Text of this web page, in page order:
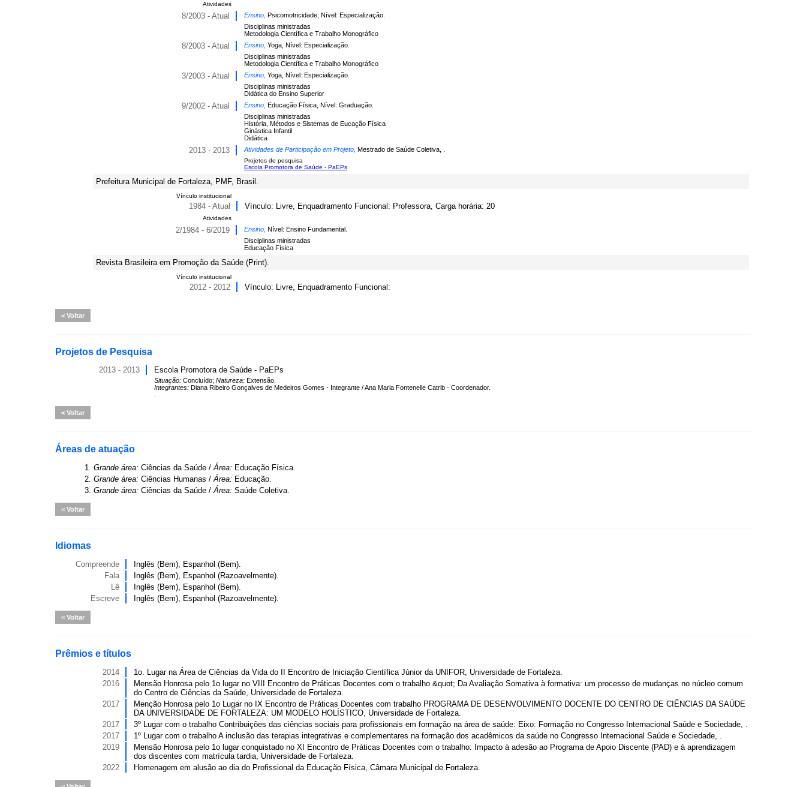
Atividades
8/2003 - Atual Ensino, Psicomotricidade, Nível: Especialização.
Disciplinas ministradas
Metodologia Científica e Trabalho Monográfico
8/2003 - Atual Ensino, Yoga, Nível: Especialização.
Disciplinas ministradas
Metodologia Científica e Trabalho Monográfico
3/2003 - Atual Ensino, Yoga, Nível: Especialização.
Disciplinas ministradas
Didática do Ensino Superior
9/2002 - Atual Ensino, Educação Física, Nível: Graduação.
Disciplinas ministradas
História, Métodos e Sistemas de Eucação Física
Ginástica Infantil
Didática
2013 - 2013 Atividades de Participação em Projeto, Mestrado de Saúde Coletiva, .
Projetos de pesquisa
Escola Promotora de Saúde - PaEPs
Prefeitura Municipal de Fortaleza, PMF, Brasil.
Vínculo institucional
1984 - Atual Vínculo: Livre, Enquadramento Funcional: Professora, Carga horária: 20
Atividades
2/1984 - 6/2019 Ensino, Nível: Ensino Fundamental.
Disciplinas ministradas
Educação Física
Revista Brasileira em Promoção da Saúde (Print).
Vínculo institucional
2012 - 2012 Vínculo: Livre, Enquadramento Funcional:
Voltar
Projetos de Pesquisa
2013 - 2013 Escola Promotora de Saúde - PaEPs
Situação: Concluído; Natureza: Extensão.
Integrantes: Diana Ribeiro Gonçalves de Medeiros Gomes - Integrante / Ana Maria Fontenelle Catrib - Coordenador.
Voltar
Áreas de atuação
1. Grande área: Ciências da Saúde /Área: Educação Física.
2. Grande área: Ciências Humanas /Área: Educação.
3. Grande área: Ciências da Saúde /Área: Saúde Coletiva.
Voltar
Idiomas
Compreende
Inglês (Bem), Espanhol (Bem).
Fala
Inglês (Bem), Espanhol (Razoavelmente).
Lê
Inglês (Bem), Espanhol (Bem).
Escreve
Inglês (Bem), Espanhol (Razoavelmente).
Voltar
Prêmios e títulos
2014
1o. Lugar na Área de Ciências da Vida do II Encontro de Iniciação Científica Júnior da UNIFOR, Universidade de Fortaleza.
2016
Mensão Honrosa pelo 1o lugar no VIII Encontro de Práticas Docentes com o trabalho &quot; Da Avaliação Somativa à formativa: um processo de mudanças no núcleo comum
do Centro de Ciências da Saúde, Universidade de Fortaleza.
2017
Menção Honrosa pelo 1o Lugar no IX Encontro de Práticas Docentes com trabalho PROGRAMA DE DESENVOLVIMENTO DOCENTE DO CENTRO DE CIÊNCIAS DA SAÚDE
DA UNIVERSIDADE DE FORTALEZA: UM MODELO HOLÍSTICO, Universidade de Fortaleza.
2017
3º Lugar com o trabalho Contribuições das ciências sociais para profissionais em formação na área de saúde: Eixo: Formação no Congresso Internacional Saúde e Sociedade, .
2017
1º Lugar com o trabalho A inclusão das terapias integrativas e complementares na formação dos acadêmicos da saúde no Congresso Internacional Saúde e Sociedade, .
2019
Mensão Honrosa pelo 1o lugar conquistado no XI Encontro de Práticas Docentes com o trabalho: Impacto à adesão ao Programa de Apoio Discente (PAD) e à aprendizagem
dos discentes com matrícula tardia, Universidade de Fortaleza.
2022
Homenagem em alusão ao dia do Profissional da Educação Física, Câmara Municipal de Fortaleza.